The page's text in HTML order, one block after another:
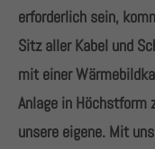
erforderlich sein,
Sitz aller Kabel und
mit einer
Anlage in Höchstform
unsere eigene. Mit